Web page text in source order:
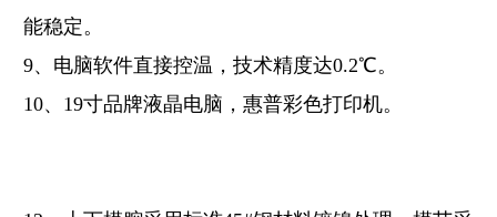
能稳定。
9、电脑软件直接控温，技术精度达0.2℃。
10、19寸品牌液晶电脑，惠普彩色打印机。